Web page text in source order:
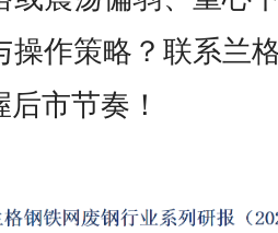
操作策略？联系兰
市节奏！